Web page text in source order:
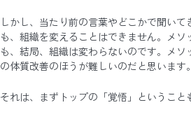
しかし、当たり前の言葉やどこかで聞いて
も、組織を変えることはできません。メソ
も、結局、組織は変わらないのです。メソ
の体質改善のほうが難しいのだと思います。
それは、まずトップの「覚悟」ということ